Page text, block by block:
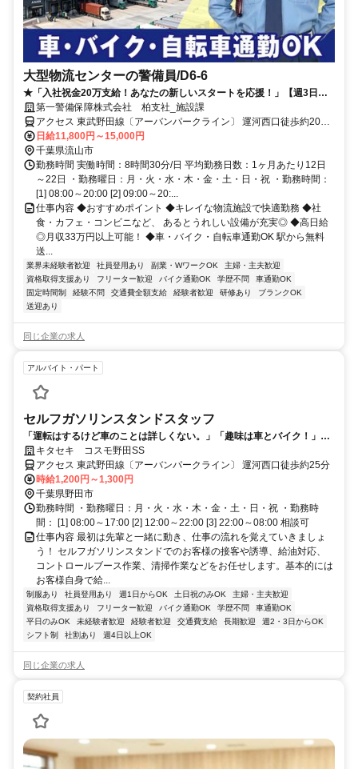
大型物流センターの警備員/D6-6
★「入社祝金20万支給！あなたの新しいスタートを応援！」【週3日～
／日勤・夜勤のみOK！】「Amazon」物流施設での施設警備スタッフ☆
未経験歓迎！月収33万以上も可能です♪車・バイク・自転車通勤OK☆キ
レイな建物♪社食・カフェテリア・ドリンクコーナーなどの社内設備も充
実◎
第一警備保障株式会社 柏支社_施設課
アクセス 東武野田線〔アーバンパークライン〕 運河西口徒歩約20
分、東武野田線〔アーバンパークライン〕 江戸川台西口徒歩約30分
「流山おおたかの森駅」「柏駅」「南越谷駅」（各駅から無料送迎バ
スあり）／直行直帰も可！＊柏支社（「南柏駅」西口より徒歩1分程
度）
日給11,800円～15,000円
千葉県流山市
勤務時間 実働時間：8時間30分/日 平均勤務日数：1ヶ月あたり12日
～22日 ・勤務曜日：月・火・水・木・金・土・日・祝 ・勤務時間：
[1] 08:00～20:00 [2] 09:00～20:...
仕事内容 ◆おすすめポイント ◆キレイな物流施設で快適勤務 ◆社
食・カフェ・コンビニなど、 あるとうれしい設備が充実◎ ◆高日給
◎月収33万円以上可能！ ◆車・バイク・自転車通勤OK 駅から無料
送...
業界未経験者歓迎 社員登用あり 副業・WワークOK
主婦・主夫歓迎
資格取得支援あり
フリーター歓迎 バイク通勤OK 学歴不問
車通勤OK
固定時間制
経験不問 交通費全額支給 経験者歓迎 研修あり
ブランクOK
送迎あり
同じ企業の求人
アルバイト・パート
セルフガソリンスタンドスタッフ
「運転はするけど車のことは詳しくない。」「趣味は車とバイク！」ど
んな方でも活躍できます★
キタセキ コスモ野田SS
アクセス 東武野田線〔アーバンパークライン〕 運河西口徒歩約25分
時給1,200円～1,300円
千葉県野田市
勤務時間 ・勤務曜日：月・火・水・木・金・土・日・祝 ・勤務時
間： [1] 08:00～17:00 [2] 12:00～22:00 [3] 22:00～08:00 相談可
仕事内容 最初は先輩と一緒に動き、仕事の流れを覚えていきましょ
う！ セルフガソリンスタンドでのお客様の接客や誘導、給油対応、
コントロールブース作業、清掃作業などをお任せします。基本的には
お客様自身で給...
制服あり 社員登用あり 週1日からOK 土日祝のみOK
主婦・主夫歓迎
資格取得支援あり
フリーター歓迎 バイク通勤OK 学歴不問
車通勤OK
平日のみOK
未経験者歓迎 経験者歓迎 交通費支給 長期歓迎
週2・3日からOK
シフト制
社割あり 週4日以上OK
同じ企業の求人
契約社員